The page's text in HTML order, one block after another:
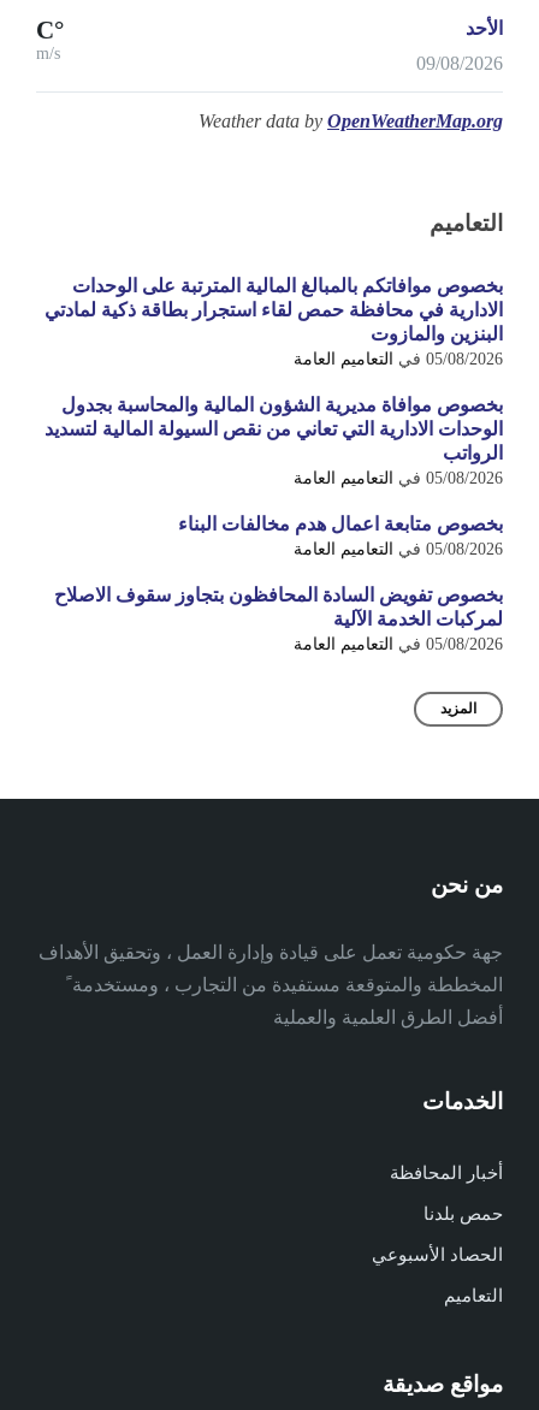
الأحد
09/08/2026
°C
m/s
Weather data by OpenWeatherMap.org
التعاميم
بخصوص موافاتكم بالمبالغ المالية المترتبة على الوحدات
الادارية في محافظة حمص لقاء استجرار بطاقة ذكية لمادتي
البنزين والمازوت
05/08/2026 في التعاميم العامة
بخصوص موافاة مديرية الشؤون المالية والمحاسبة بجدول
الوحدات الادارية التي تعاني من نقص السيولة المالية لتسديد
الرواتب
05/08/2026 في التعاميم العامة
بخصوص متابعة اعمال هدم مخالفات البناء
05/08/2026 في التعاميم العامة
بخصوص تفويض السادة المحافظون بتجاوز سقوف الاصلاح
لمركبات الخدمة الآلية
05/08/2026 في التعاميم العامة
المزيد
من نحن
جهة حكومية تعمل على قيادة وإدارة العمل ، وتحقيق الأهداف
المخططة والمتوقعة مستفيدة من التجارب ، ومستخدمة ً
أفضل الطرق العلمية والعملية
الخدمات
أخبار المحافظة
حمص بلدنا
الحصاد الأسبوعي
التعاميم
مواقع صديقة